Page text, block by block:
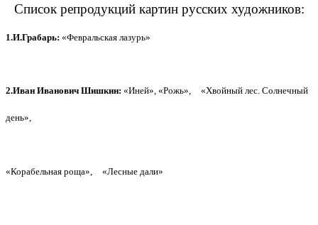
Список репродукций картин русских художников:
1.И.Грабарь: «Февральская лазурь»
2.Иван Иванович Шишкин: «Иней», «Рожь», «Хвойный лес. Солнечный
день»,
«Корабельная роща», «Лесные дали»